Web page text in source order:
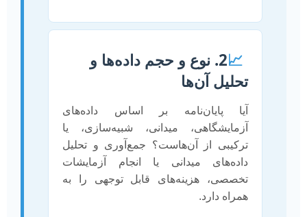
📈 2. نوع و حجم داده‌ها و
تحلیل آن‌ها
آیا پایان‌نامه بر اساس داده‌های
آزمایشگاهی، میدانی، شبیه‌سازی، یا
ترکیبی از آن‌هاست؟ جمع‌آوری و تحلیل
داده‌های میدانی یا انجام آزمایشات
تخصصی، هزینه‌های قابل توجهی را به
همراه دارد.